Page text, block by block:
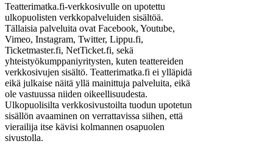
Teatterimatka.fi-verkkosivulle on upotettu
ulkopuolisten verkkopalveluiden sisältöä.
Tällaisia palveluita ovat Facebook, Youtube,
Vimeo, Instagram, Twitter, Lippu.fi,
Ticketmaster.fi, NetTicket.fi, sekä
yhteistyökumppaniyritysten, kuten teattereiden
verkkosivujen sisältö. Teatterimatka.fi ei ylläpidä
eikä julkaise näitä yllä mainittuja palveluita, eikä
ole vastuussa niiden oikeellisuudesta.
Ulkopuolisilta verkkosivustoilta tuodun upotetun
sisällön avaaminen on verrattavissa siihen, että
vierailija itse kävisi kolmannen osapuolen
sivustolla.